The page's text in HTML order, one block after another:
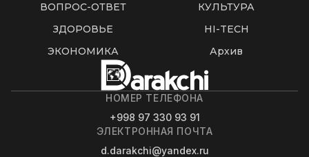
ВОПРОС-ОТВЕТ
КУЛЬТУРА
ЗДОРОВЬЕ
HI-TECH
ЭКОНОМИКА
Архив
НОМЕР ТЕЛЕФОНА
+998 97 330 93 91
ЭЛЕКТРОННАЯ ПОЧТА
d.darakchi@yandex.ru